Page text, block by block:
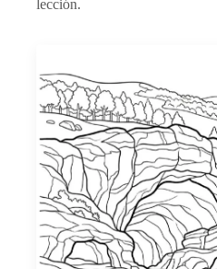
lección.